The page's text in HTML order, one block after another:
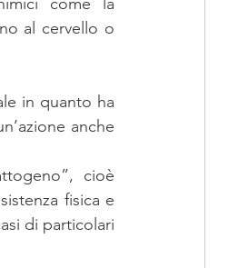
al cervello o
in quanto ha
anche
cioè
fisica e
di particolari